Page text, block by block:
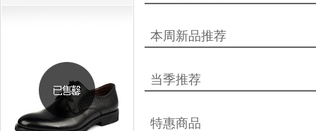
本周新品推荐
当季推荐
特惠商品